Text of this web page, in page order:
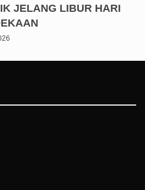
JELANG LIBUR HARI